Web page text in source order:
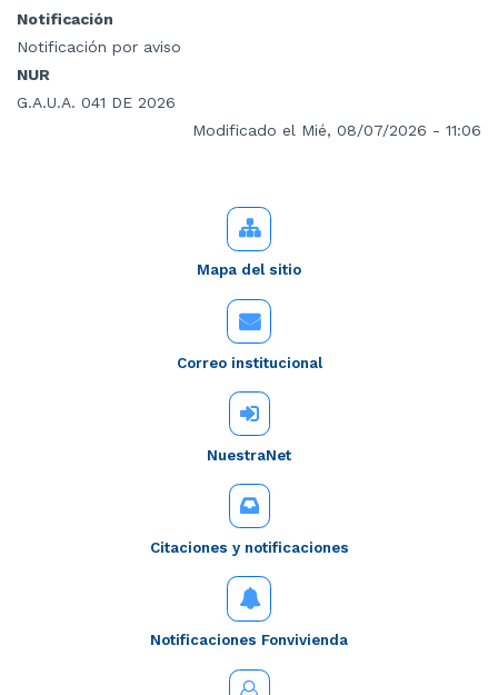
Notificación
Notificación por aviso
NUR
G.A.U.A. 041 DE 2026
Modificado el Mié, 08/07/2026 - 11:06
Mapa del sitio
Correo institucional
NuestraNet
Citaciones y notificaciones
Notificaciones Fonvivienda